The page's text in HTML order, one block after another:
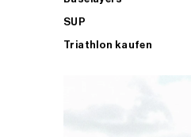
SUP
Triathlon kaufen